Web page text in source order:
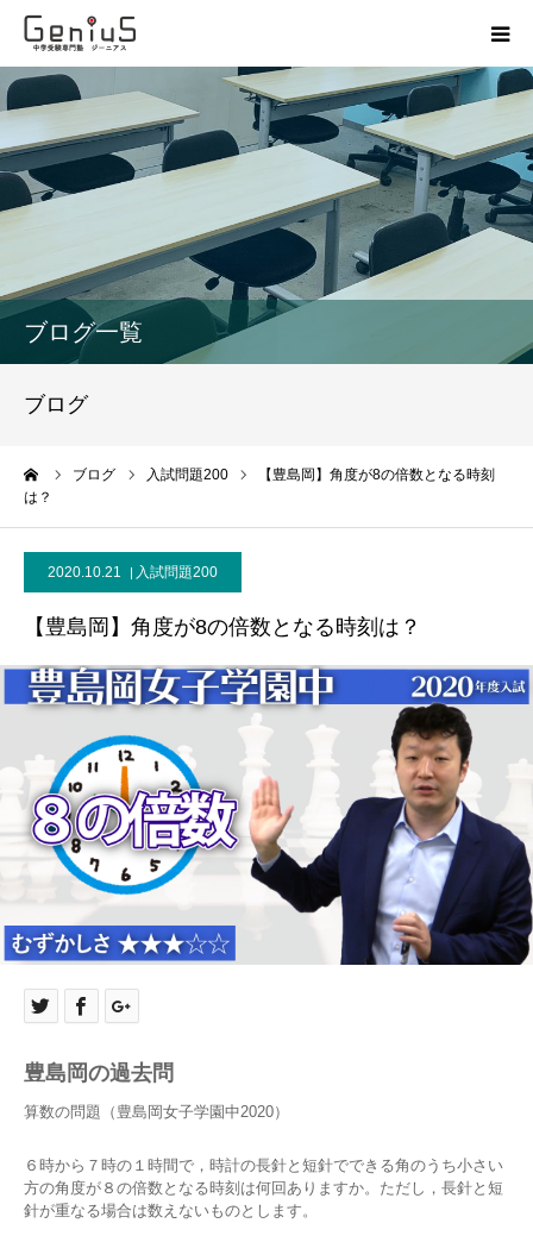
ブログ一覧
ブログ
ブログ 入試問題200
【豊島岡】角度が8の倍数となる時刻
は？
2020.10.21 入試問題200
【豊島岡】角度が8の倍数となる時刻は？
豊島岡の過去問
算数の問題（豊島岡女子学園中2020）
６時から７時の１時間で，時計の長針と短針でできる角のうち小さい
方の角度が８の倍数となる時刻は何回ありますか。ただし，長針と短
針が重なる場合は数えないものとします。
授業
志望校別特訓
模試